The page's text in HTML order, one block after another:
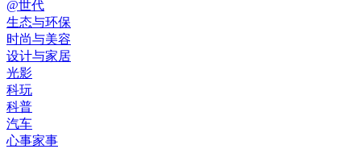
@世代
生态与环保
时尚与美容
设计与家居
光影
科玩
科普
汽车
心事家事